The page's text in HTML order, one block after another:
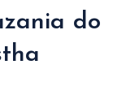
do